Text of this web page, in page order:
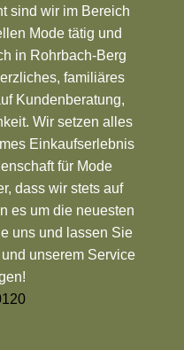
sind wir im Bereich
Mode tätig und
in Rohrbach-Berg
familiäres
Kundenberatung,
Wir setzen alles
Einkaufserlebnis
für Mode
dass wir stets auf
es um die neuesten
uns und lassen Sie
unserem Service